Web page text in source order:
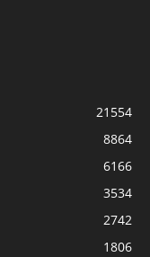
21554
8864
6166
3534
2742
1806